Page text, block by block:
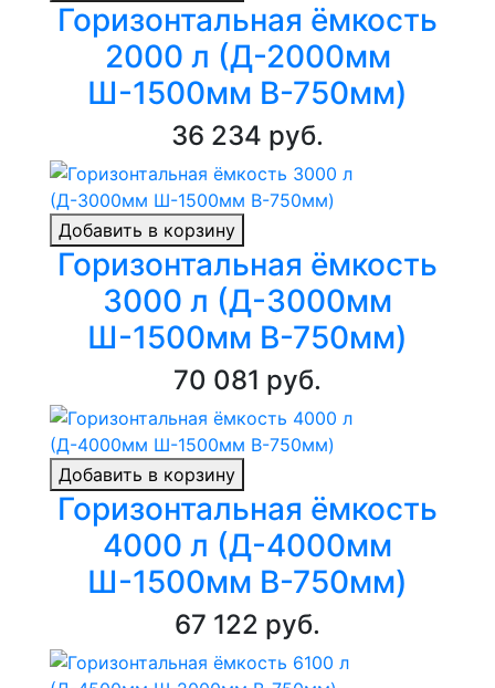
Горизонтальная ёмкость
2000 л (Д-2000мм
Ш-1500мм В-750мм)
36 234 руб.
Добавить в корзину
Горизонтальная ёмкость
3000 л (Д-3000мм
Ш-1500мм В-750мм)
70 081 руб.
Добавить в корзину
Горизонтальная ёмкость
4000 л (Д-4000мм
Ш-1500мм В-750мм)
67 122 руб.